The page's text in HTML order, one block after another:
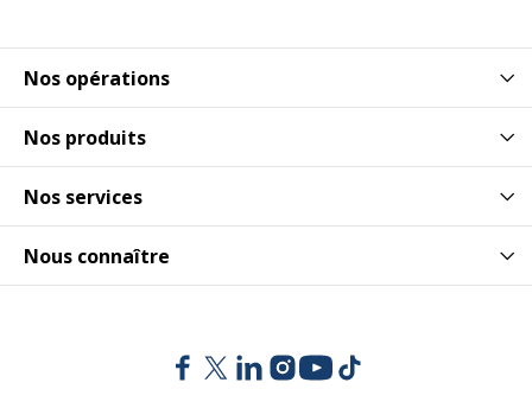
Nos opérations
Nos produits
Nos services
Nous connaître